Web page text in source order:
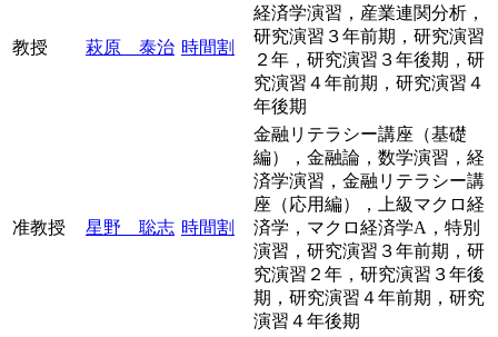
教授 萩原 泰治 時間割
経済学演習，産業連関分析，
研究演習３年前期，研究演習
２年，研究演習３年後期，研
究演習４年前期，研究演習４
年後期
准教授 星野 聡志 時間割
金融リテラシー講座（基礎
編），金融論，数学演習，経
済学演習，金融リテラシー講
座（応用編），上級マクロ経
済学，マクロ経済学A，特別
演習，研究演習３年前期，研
究演習２年，研究演習３年後
期，研究演習４年前期，研究
演習４年後期